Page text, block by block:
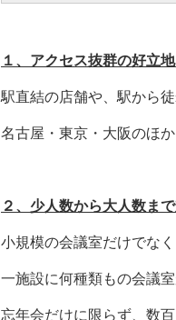
１、アクセス抜群の好立地
駅直結の店舗や、駅から
名古屋・東京・大阪のほ
２、少人数から大人数ま
小規模の会議室だけでな
一施設に何種類もの会議
忘年会だけに限らず、数